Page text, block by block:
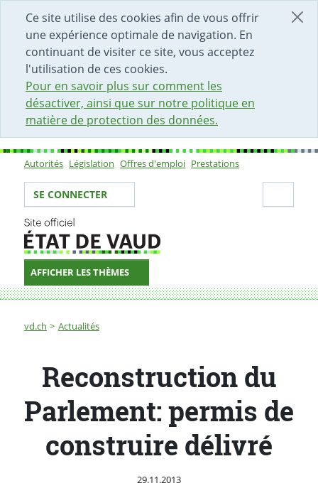
Ce site utilise des cookies afin de vous offrir
une expérience optimale de navigation. En
continuant de visiter ce site, vous acceptez
l'utilisation de ces cookies.
Pour en savoir plus sur comment les
désactiver, ainsi que sur notre politique en
matière de protection des données.
DÉBUT DU CONTENU DE LA PAGE
ACCÈS AU CHAMP DE RECHERCHE
PAGE D'ACCUEIL
FORMULAIRE DE CONTACT
Sous-navigation
Autorités Législation Offres d'emploi Prestations
Votre identité
SE CONNECTER
AFFICHER LES THÈMES
Fil d'Ariane
vd.ch Actualités
Reconstruction du Parlement: permis de construire
Reconstruction du
Parlement: permis de
construire délivré
Publié le
29.11.2013